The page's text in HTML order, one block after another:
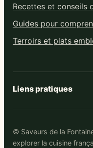
Recettes et conseils
Guides pour
Terroirs et plats
Liens pratiques
© Saveurs de la
explorer la cuisine